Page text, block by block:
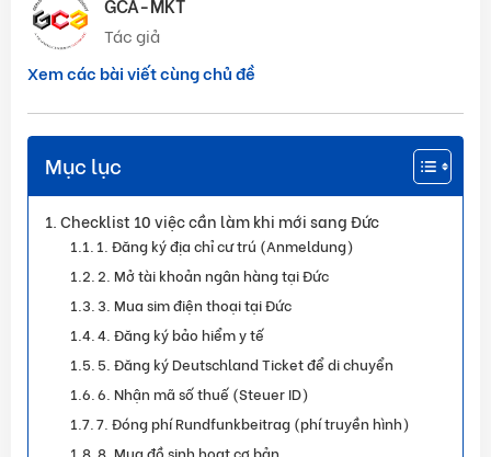
Tác giả
Xem các bài viết cùng chủ đề
Mục lục
Checklist 10 việc cần làm khi mới sang Đức
1. Đăng ký địa chỉ cư trú (Anmeldung)
2. Mở tài khoản ngân hàng tại Đức
3. Mua sim điện thoại tại Đức
4. Đăng ký bảo hiểm y tế
5. Đăng ký Deutschland Ticket để di chuyển
6. Nhận mã số thuế (Steuer ID)
7. Đóng phí Rundfunkbeitrag (phí truyền hình)
8. Mua đồ sinh hoạt cơ bản